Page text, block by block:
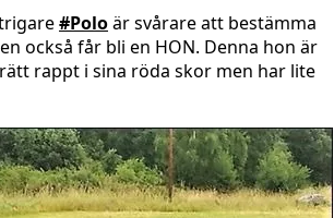
#Poloär svårare att bestämma
också får bli en HON. Denna hon är
rappt i sina röda skor men har lite